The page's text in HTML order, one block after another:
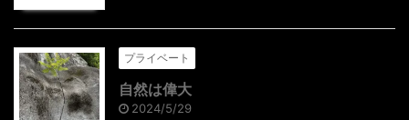
プライベート
自然は偉大
2024/5/29